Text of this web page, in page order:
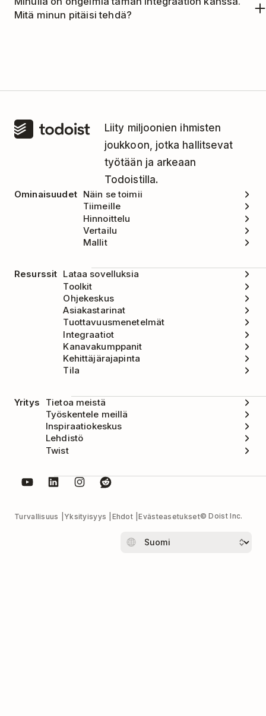
Mitä minun pitäisi tehdä?
Liity miljoonien ihmisten
joukkoon, jotka hallitsevat
työtään ja arkeaan
Todoistilla.
Ominaisuudet Näin se toimii
Tiimeille
Hinnoittelu
Vertailu
Mallit
Resurssit Lataa sovelluksia
Toolkit
Ohjekeskus
Asiakastarinat
Tuottavuusmenetelmät
Integraatiot
Kanavakumppanit
Kehittäjärajapinta
Tila
Yritys
Tietoa meistä
Työskentele meillä
Inspiraatiokeskus
Lehdistö
Twist
Turvallisuus Yksityisyys Ehdot Evästeasetukset© Doist Inc.